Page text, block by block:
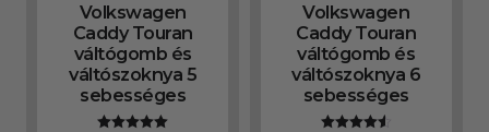
Volkswagen
Caddy Touran
váltógomb és
váltószoknya 5
sebességes
Volkswagen
Caddy Touran
váltógomb és
váltószoknya 6
sebességes